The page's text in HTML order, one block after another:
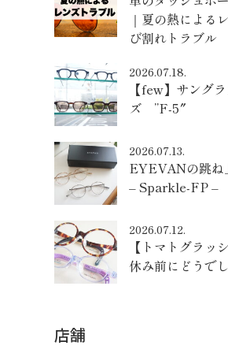
｜夏の熱による
び割れトラブル
2026.07.18.
【few】サング
ズ ”F-5″
2026.07.13.
EYEVANの跳ね
– Sparkle-FP –
2026.07.12.
【トマトグラッ
休み前にどうでし
店舗